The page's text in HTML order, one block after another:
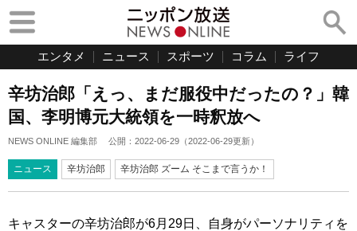
エンタメ ニュース スポーツ コラム ライフ
辛坊治郎「えっ、まだ服役中だったの？」韓
国、李明博元大統領を一時釈放へ
NEWS ONLINE 編集部 公開： 2022-06-29 （2022-06-29更新）
ニュース 辛坊治郎 辛坊治郎 ズーム そこまで言うか！
キャスターの辛坊治郎が6月29日、自身がパーソナリティを